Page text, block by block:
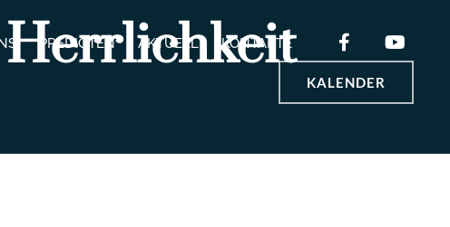
PREDIGTEN AKTUELL KONTAKTE
KALENDER
Herrlichkeit